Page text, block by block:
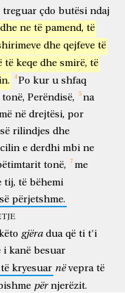
βούλομαί
dua
σε
ti
φροντίζωσιν
kushtojnë vëmendje
πεπιστευκότες
kanë besuar
τοῖς ἀνθρώποις.
njerëzve
καὶ
dhe
ἔρεις,
grindje
καὶ
dhe zënka
dhe
μάταιοι.
të kota
νουθεσίαν
paralajmërim
kur
σπούδασον
nxito
ἐκεῖ
atje
γὰρ
sepse
treguar çdo butësi ndaj
ne të pamend, të
dhe qejfeve të
të keqe dhe smirë, të
Po kur u shfaq
tonë, Perëndisë,
na
në drejtësi, por
së rilindjes dhe
cilin e derdhi mbi ne
tonë,
me
tij, të bëhemi
së përjetshme.
gjëra dua që ti t'i
i kanë besuar
të kryesuar në vepra të
për njerëzit.